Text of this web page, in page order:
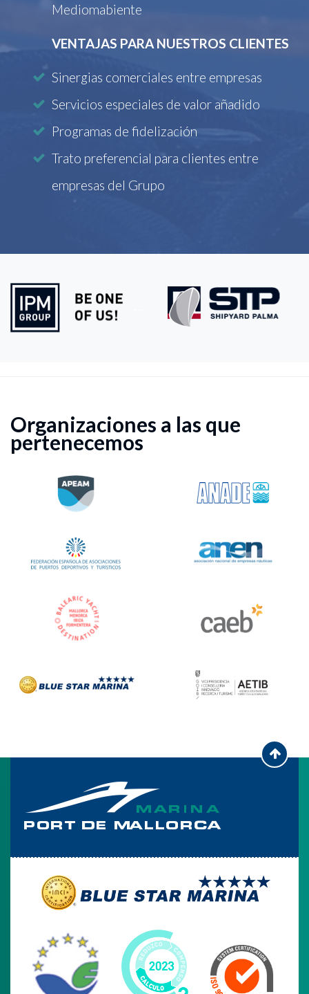
Mediomabiente
VENTAJAS PARA NUESTROS CLIENTES
Sinergias comerciales entre empresas
Servicios especiales de valor añadido
Programas de fidelización
Trato preferencial para clientes entre
empresas del Grupo
Organizaciones a las que
pertenecemos